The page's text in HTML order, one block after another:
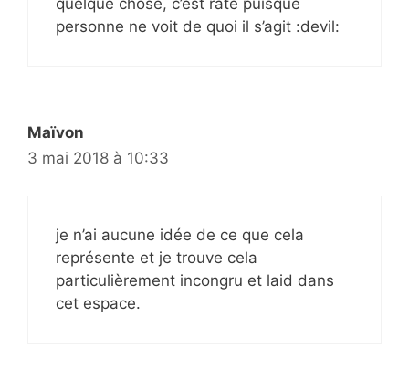
quelque chose, c’est raté puisque
personne ne voit de quoi il s’agit :devil:
Maïvon
3 mai 2018 à 10:33
je n’ai aucune idée de ce que cela
représente et je trouve cela
particulièrement incongru et laid dans
cet espace.